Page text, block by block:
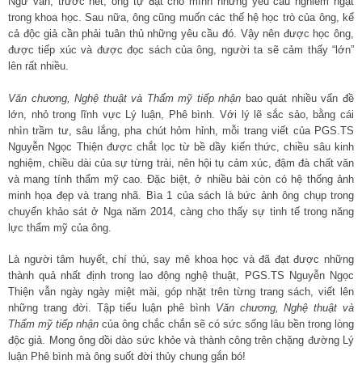
trong khoa học. Sau nữa, ông cũng muốn các thế hệ học trò của ông, kể
cả độc giả cần phải tuân thủ những yêu cầu đó. Vậy nên được học ông,
được tiếp xúc và được đọc sách của ông, người ta sẽ cảm thấy “lớn”
lên rất nhiều.
Văn chương, Nghệ thuật và Thẩm mỹ tiếp nhận bao quát nhiều vấn đề
lớn, nhỏ trong lĩnh vực Lý luận, Phê bình. Với lý lẽ sắc sảo, bằng cái
nhìn trầm tư, sâu lắng, pha chút hỏm hỉnh, mỗi trang viết của PGS.TS
Nguyễn Ngọc Thiện được chắt lọc từ bề dầy kiến thức, chiều sâu kinh
nghiệm, chiều dài của sự từng trải, nên hội tụ cảm xúc, đậm đà chất văn
và mang tính thẩm mỹ cao. Đặc biệt, ở nhiều bài còn có hệ thống ảnh
minh họa đẹp và trang nhã. Bìa 1 của sách là bức ảnh ông chụp trong
chuyến khảo sát ở Nga năm 2014, càng cho thấy sự tinh tế trong năng
lực thẩm mỹ của ông.
Là người tâm huyết, chí thú, say mê khoa học và đã đạt được những
thành quả nhất định trong lao động nghệ thuật, PGS.TS Nguyễn Ngọc
Thiện vẫn ngày ngày miệt mài, góp nhặt trên từng trang sách, viết lên
những trang đời. Tập tiểu luận phê bình Văn chương, Nghệ thuật và
Thẩm mỹ tiếp nhận của ông chắc chắn sẽ có sức sống lâu bền trong lòng
độc giả. Mong ông dồi dào sức khỏe và thành công trên chặng đường Lý
luận Phê bình mà ông suốt đời thủy chung gắn bó!